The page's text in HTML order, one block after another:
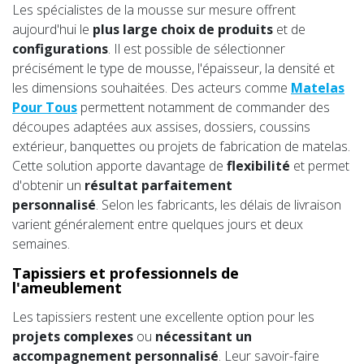
Les spécialistes de la mousse sur mesure offrent
aujourd'hui le plus large choix de produits et de
configurations. Il est possible de sélectionner
précisément le type de mousse, l'épaisseur, la densité et
les dimensions souhaitées. Des acteurs comme Matelas
Pour Tous permettent notamment de commander des
découpes adaptées aux assises, dossiers, coussins
extérieur, banquettes ou projets de fabrication de matelas.
Cette solution apporte davantage de flexibilité et permet
d'obtenir un résultat parfaitement
personnalisé. Selon les fabricants, les délais de livraison
varient généralement entre quelques jours et deux
semaines.
Tapissiers et professionnels de
l'ameublement
Les tapissiers restent une excellente option pour les
projets complexes ou nécessitant un
accompagnement personnalisé. Leur savoir-faire